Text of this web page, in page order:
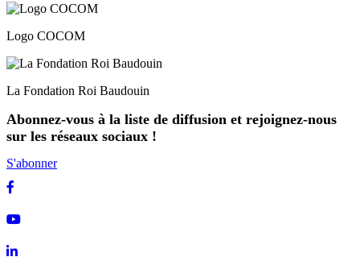
Logo COCOM
La Fondation Roi Baudouin
Abonnez-vous à la liste de diffusion et rejoignez-nous
sur les réseaux sociaux !
S'abonner